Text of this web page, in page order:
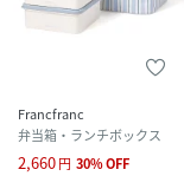
Francfranc
弁当箱・ランチボックス
2,660円 30%OFF